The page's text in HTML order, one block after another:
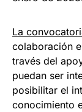
La
colaboración
través del
puedan ser
posibilitar el
conocimiento